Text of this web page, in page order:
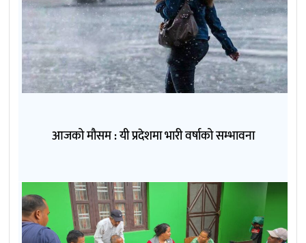
आजको मौसम : यी प्रदेशमा भारी वर्षाको सम्भावना